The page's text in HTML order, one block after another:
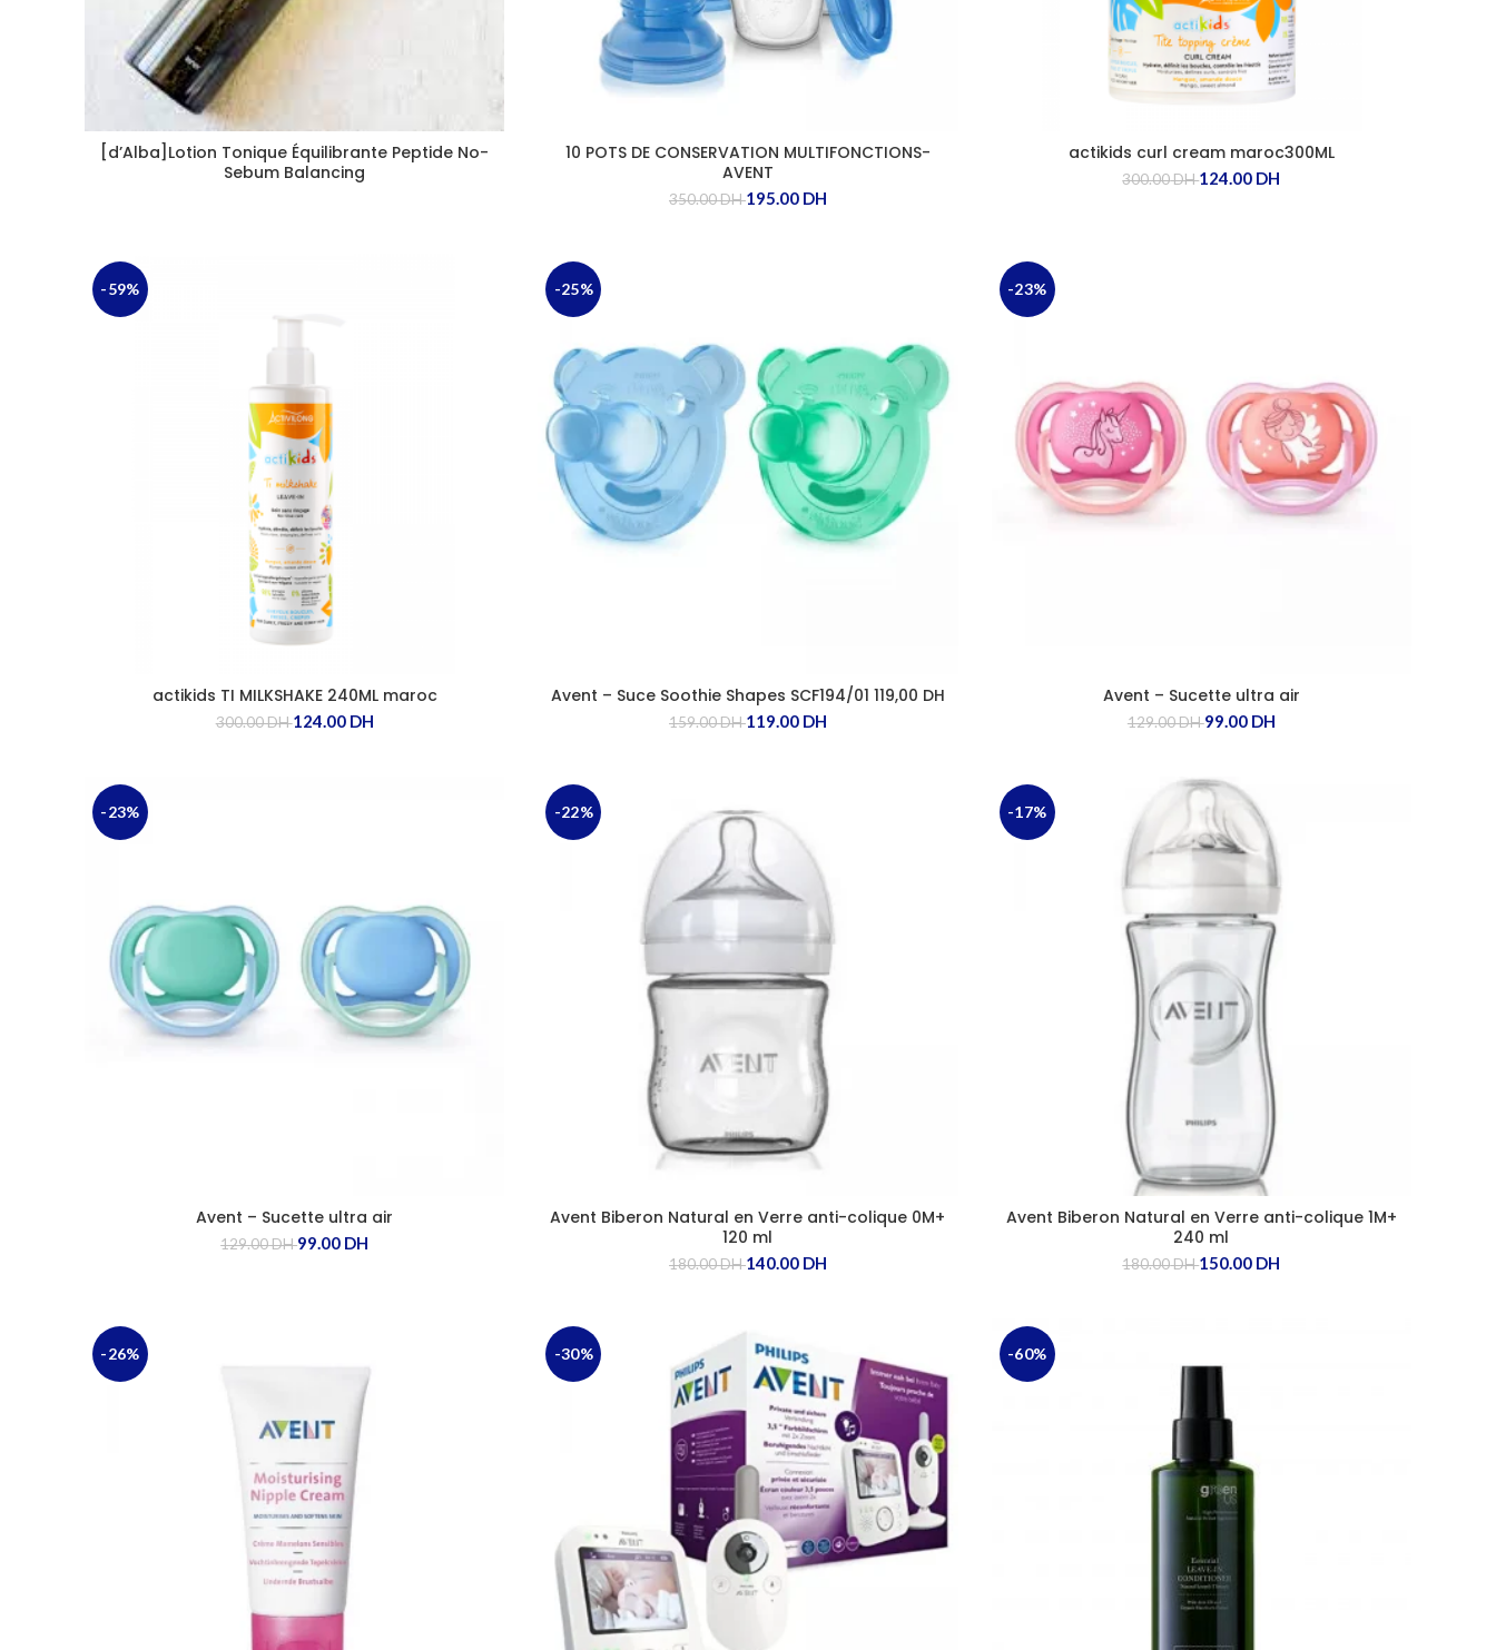
[d’Alba]Lotion Tonique Équilibrante Peptide No-
Sebum Balancing
10 POTS DE CONSERVATION MULTIFONCTIONS-
AVENT
350.00DH195.00DH
actikids curl cream maroc300ML
300.00DH124.00 DH
-59%
actikids TI MILKSHAKE 240ML maroc
300.00DH124.00DH
-25%
Avent – Suce Soothie Shapes SCF194/01 119,00 DH
159.00DH119.00DH
-23%
Avent – Sucette ultra air
129.00DH99.00DH
-23%
Avent – Sucette ultra air
129.00DH99.00 DH
-22%
Avent Biberon Natural en Verre anti-colique 0M+
120 ml
180.00DH140.00DH
-17%
Avent Biberon Natural en Verre anti-colique 1M+
240 ml
180.00DH150.00 DH
-26% -30% -60%